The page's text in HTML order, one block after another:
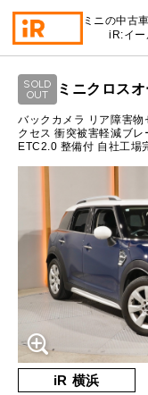
ミニの中古
iR:イー
BMW MINI BMW
ROVER MINI ロ
TRADE 買取
TOP
iRの買取が他
必要書類
MAINTENANCE
TOP
BMWミニ メ
ローバーミニ
BLOG & MEDIA
TOP
MINI
営業時間
定休日
月曜
月々支払額
総支払額
支払回数
ボーナス支払回数/年
内訳
SOLD
OUT
ミニクロス
バックカメラ リア障害
クセス 衝突被害軽減ブ
ETC2.0 整備付 自社工場
iR 横浜